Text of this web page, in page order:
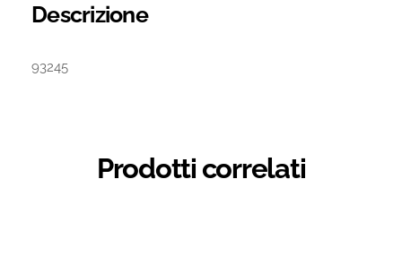
Descrizione
93245
Prodotti correlati